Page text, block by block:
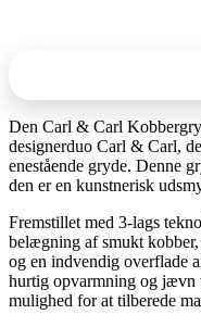
Den Carl & Carl
designerduo Carl & Carl,
enestående gryde. Denne
den er en kunstnerisk
Fremstillet med 3-lags
belægning af smukt
og en indvendig overflade
hurtig opvarmning og
mulighed for at tilberede